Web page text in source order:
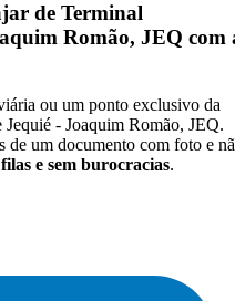
de Terminal
Romão, JEQ com
ou um ponto exclusivo da
- Joaquim Romão, JEQ.
de um documento com foto e
e sem burocracias.